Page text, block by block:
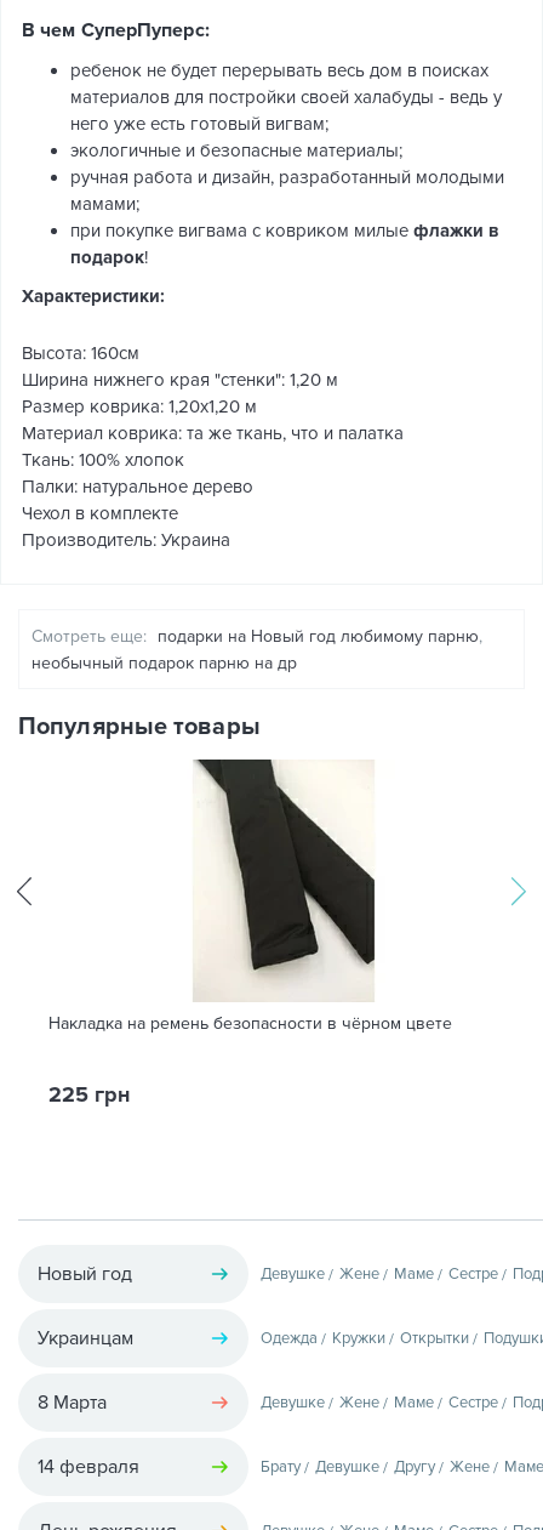
В чем СуперПуперс:
ребенок не будет перерывать весь дом в поисках
материалов для постройки своей халабуды - ведь у
него уже есть готовый вигвам;
экологичные и безопасные материалы;
ручная работа и дизайн, разработанный молодыми
мамами;
при покупке вигвама с ковриком милые флажки в
подарок!
Характеристики:
Высота: 160см
Ширина нижнего края "стенки": 1,20 м
Размер коврика: 1,20х1,20 м
Материал коврика: та же ткань, что и палатка
Ткань: 100% хлопок
Палки: натуральное дерево
Чехол в комплекте
Производитель: Украина
Смотреть еще: подарки на Новый год любимому парню,
необычный подарок парню на др
Популярные товары
Накладка на ремень безопасности в чёрном цвете
225 грн
Новый год Девушке Жене Маме Сестре
Украинцам Одежда Кружки Открытки
8 Марта Девушке Жене Маме Сестре
14 февраля Брату Девушке Другу Жене Маме